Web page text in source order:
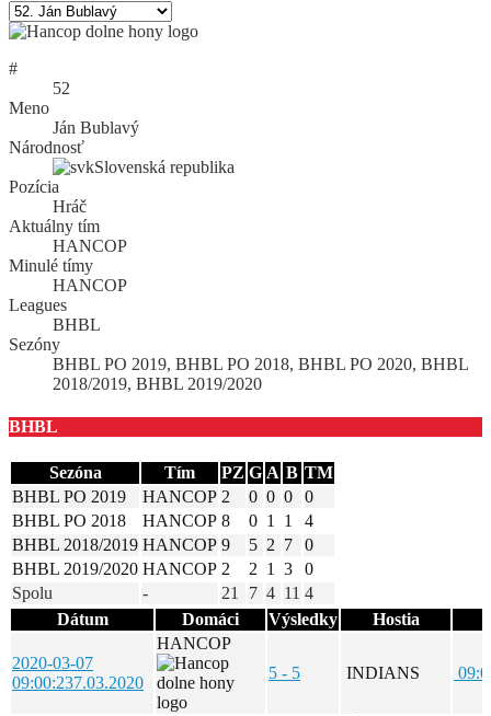
#
52
Meno
Ján Bublavý
Národnosť
Slovenská republika
Pozícia
Hráč
Aktuálny tím
HANCOP
Minulé tímy
HANCOP
Leagues
BHBL
Sezóny
BHBL PO 2019, BHBL PO 2018, BHBL PO 2020, BHBL
2018/2019, BHBL 2019/2020
BHBL
Sezóna Tím PZ G A B TM
BHBL PO 2019
HANCOP 2 0 0 0
0
BHBL PO 2018
HANCOP 8 0 1 1
4
BHBL 2018/2019 HANCOP 9 5 2 7
0
BHBL 2019/2020 HANCOP 2 2 1 3
0
Spolu
- 21 7 4 11 4
Dátum
Domáci Výsledky Hostia
2020-03-07
09:00:237.03.2020
HANCOP
5 - 5
INDIANS